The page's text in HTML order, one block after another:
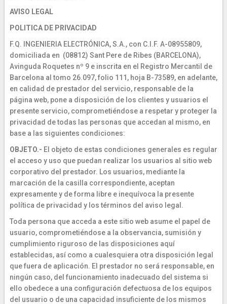
AVISO LEGAL
POLITICA DE PRIVACIDAD
F.Q. INGENIERIA ELECTRÓNICA, S.A., con C.I.F. A-08955809,
domiciliada en (08812) Sant Pere de Ribes (BARCELONA),
Avinguda Roquetes nº 9 e inscrita en el Registro Mercantil de
Barcelona al tomo 26.097, folio 111, hoja B-73589, en adelante,
en calidad de prestador del servicio, responsable de la
página web, pone a disposición de los clientes y usuarios el
presente servicio, comprometiéndose a respetar y proteger la
privacidad de todas las personas que accedan al mismo, en
base a las siguientes condiciones:
OBJETO.- El objeto de estas condiciones generales es regular
el acceso y uso que puedan realizar los usuarios al sitio web
corporativo del prestador. Los usuarios, mediante la
marcación de la casilla correspondiente, aceptan
expresamente y de forma libre e inequívoca la presente
política de privacidad y los términos del aviso legal.
Toda persona que acceda a este sitio web asume el papel de
usuario, comprometiéndose a la observancia, sumisión y
cumplimiento riguroso de las disposiciones aquí
establecidas, así como a cualesquiera otra disposición legal
que fuera de aplicación. El prestador no será responsable, en
ningún caso, del funcionamiento inadecuado del sistema si
ello obedece a una configuración defectuosa de los equipos
del usuario o de una capacidad insuficiente de los mismos